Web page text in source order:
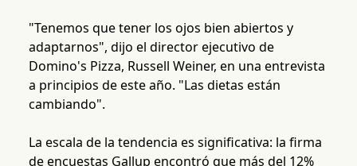
"Tenemos que tener los ojos bien abiertos y
adaptarnos", dijo el director ejecutivo de
Domino's Pizza, Russell Weiner, en una entrevista
a principios de este año. "Las dietas están
cambiando".
La escala de la tendencia es significativa: la firma
de encuestas Gallup encontró que más del 12%